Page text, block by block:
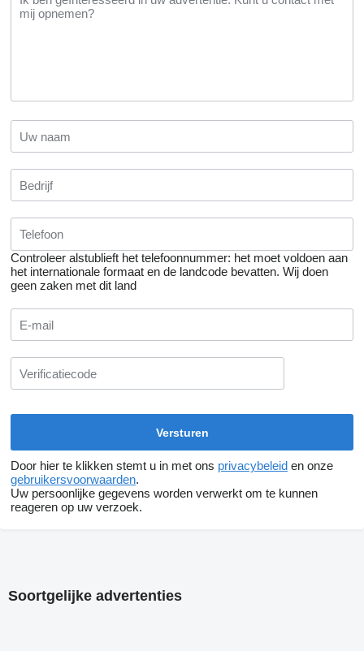
Controleer alstublieft het telefoonnummer: het moet voldoen aan
het internationale formaat en de landcode bevatten. Wij doen
geen zaken met dit land
Door hier te klikken stemt u in met ons privacybeleid en onze
gebruikersvoorwaarden.
Uw persoonlijke gegevens worden verwerkt om te kunnen
reageren op uw verzoek.
Soortgelijke advertenties